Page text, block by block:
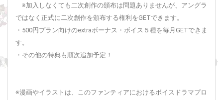
※加入しなくても二次創作の頒布は問題ありませんが、アングラ
ではなく正式に二次創作を頒布する権利をGETできます。
・500円プラン向けのextraボーナス・ボイス５種を毎月GETできま
す。
・その他の特典も順次追加予定！
※漫画やイラストは、このファンティアにおけるボイスドラマプロ